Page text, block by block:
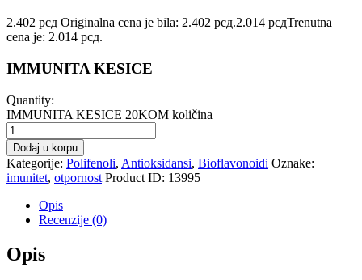
2.402рсд Originalna cena je bila: 2.402 рсд.2.014 рсдTrenutna
cena je: 2.014 рсд.
IMMUNITA KESICE
Quantity:
IMMUNITA KESICE 20KOM količina
Dodaj u korpu
Kategorije: Polifenoli, Antioksidansi, Bioflavonoidi Oznake:
imunitet, otpornost Product ID: 13995
Opis
Recenzije (0)
Opis